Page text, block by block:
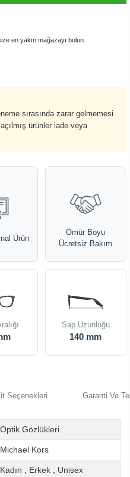
en yakın mağazayı bulun.
sırasında zarar gelmemesi
ürünler iade veya
Ürün
Ömür Boyu
Ücretsiz Bakım
Sap Uzunluğu
140 mm
Seçenekleri Garanti Ve
Optik Gözlükleri
Michael Kors
Kadın Erkek Unisex